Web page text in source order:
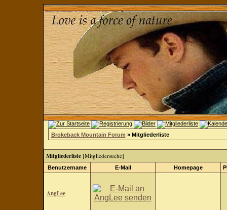
Brokeback Mountain Forum » Mitgliederliste
Mitgliederliste [Mitgliedersuche]
Benutzername E-Mail Homepage
AngLee